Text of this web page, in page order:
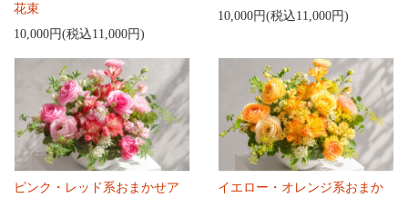
花束
10,000円(税込11,000円)
10,000円(税込11,000円)
ピンク・レッド系おまかせア
イエロー・オレンジ系おまか